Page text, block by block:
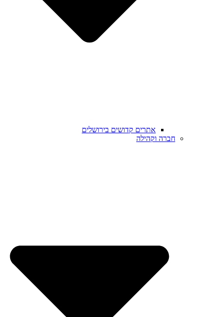
אתרים קדושים בירושלים
חברה וקהילה